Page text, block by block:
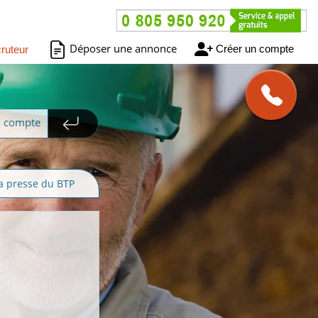
Déposer une annonce Créer un compte
compte
presse du BTP